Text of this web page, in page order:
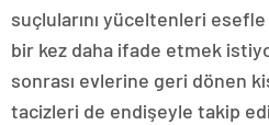
suçlularını yüceltenleri esefle
bir kez daha ifade etmek
sonrası evlerine geri dönen
tacizleri de endişeyle takip